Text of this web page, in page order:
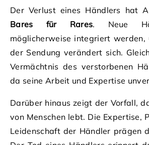
Der Verlust eines Händlers hat
Bares für Rares. Neue
möglicherweise integriert werden,
der Sendung verändert sich.
Vermächtnis des verstorbenen
da seine Arbeit und Expertise
Darüber hinaus zeigt der Vorfall,
von Menschen lebt. Die Expertise,
Leidenschaft der Händler prägen